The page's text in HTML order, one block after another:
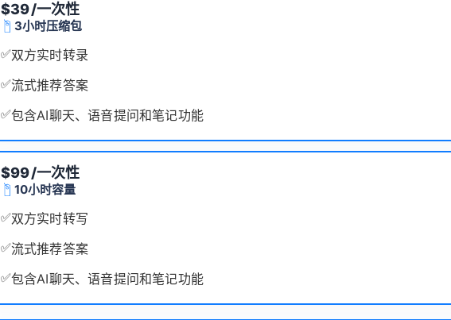
$39/一次性
3小时压缩包
✅双方实时转录
✅流式推荐答案
✅包含AI聊天、语音提问和笔记功能
$99/一次性
10小时容量
✅双方实时转写
✅流式推荐答案
✅包含AI聊天、语音提问和笔记功能